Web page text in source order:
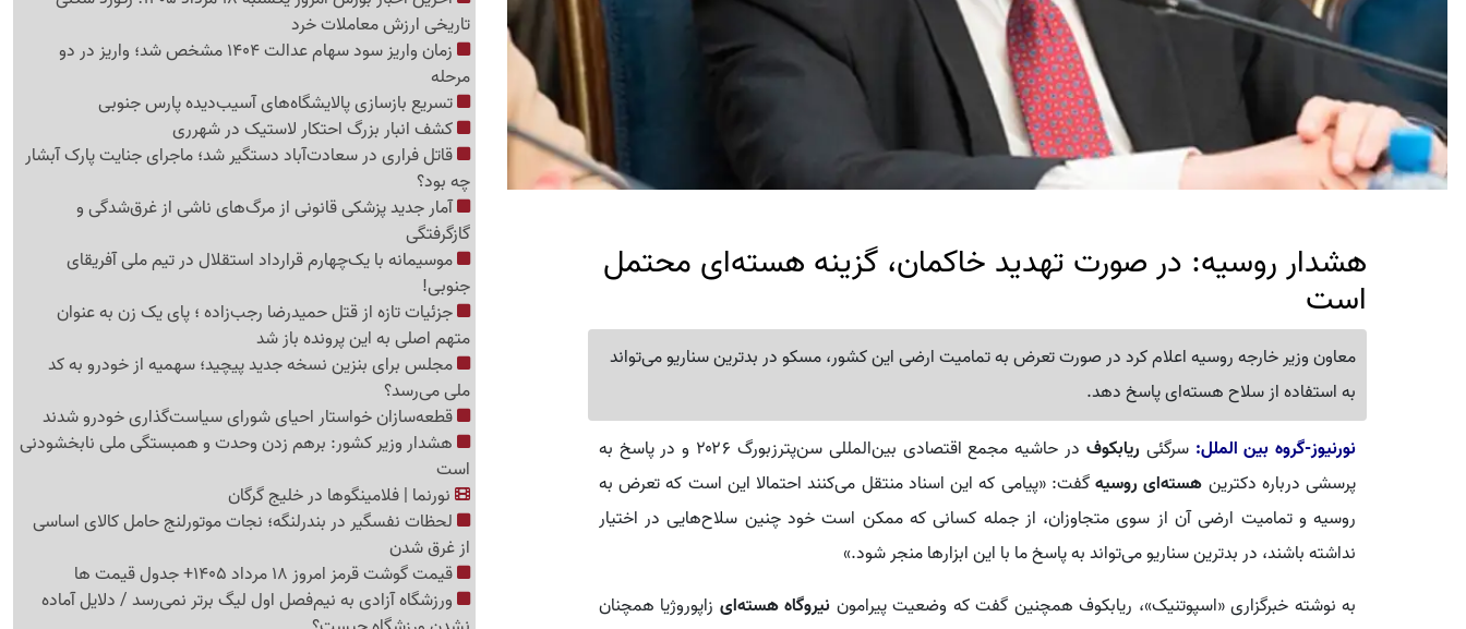
هشدار روسیه: در صورت تهدید خاکمان، گزینه هسته‌ای محتمل
است
معاون وزیر خارجه روسیه اعلام کرد در صورت تعرض به تمامیت ارضی این کشور، مسکو در بدترین سناریو می‌تواند
به استفاده از سلاح هسته‌ای پاسخ دهد.
نورنیوز-گروه بین الملل: سرگئی ریابکوف
در حاشیه مجمع اقتصادی بین‌المللی سن‌پترزبورگ ۲۰۲۶ و در پاسخ به
پرسشی درباره دکترین هسته‌ای روسیهگفت: «پیامی که این اسناد منتقل می‌کنند احتمالا این است که تعرض به
روسیه و تمامیت ارضی آن از سوی متجاوزان، از جمله کسانی که ممکن است خود چنین سلاح‌هایی در اختیار
نداشته باشند، در بدترین سناریو می‌تواند به پاسخ ما با این ابزارها منجر شود.»
به نوشته خبرگزاری «اسپوتنیک»، ریابکوف همچنین گفت که وضعیت پیرامون نیروگاه هسته‌ای زاپوروژیا همچنان
تاریخی ارزش معاملات خرد
زمان واریز سود سهام عدالت 1404 مشخص شد؛ واریز در دو
مرحله
تسریع بازسازی پالایشگاه‌های آسیب‌دیده پارس جنوبی
کشف انبار بزرگ احتکار لاستیک در شهرری
قاتل فراری در سعادت‌آباد دستگیر شد؛ ماجرای جنایت پارک آبشار
چه بود؟
آمار جدید پزشکی قانونی از مرگ‌های ناشی از غرق‌شدگی و
گازگرفتگی
موسیمانه با یک‌چهارم قرارداد استقلال در تیم ملی آفریقای
جنوبی!
جزئیات تازه از قتل حمیدرضا رجب‌زاده ؛ پای یک زن به عنوان
متهم اصلی به این پرونده باز شد
مجلس برای بنزین نسخه جدید پیچید؛ سهمیه از خودرو به کد
ملی می‌رسد؟
قطعه‌سازان خواستار احیای شورای سیاست‌گذاری خودرو شدند
هشدار وزیر کشور: برهم زدن وحدت و همبستگی ملی نابخشودنی
است
نورنما | فلامینگوها در خلیج گرگان
لحظات نفسگیر در بندرلنگه؛ نجات موتورلنج حامل کالای اساسی
از غرق شدن
قیمت گوشت قرمز امروز 18 مرداد 1405+ جدول قیمت ها
ورزشگاه آزادی به نیم‌فصل اول لیگ برتر نمی‌رسد / دلایل آماده